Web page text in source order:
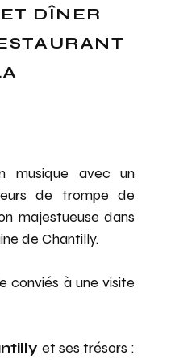
DÎNER
musique avec un
de trompe de
majestueuse dans
de Chantilly.
conviés à une visite
et ses trésors :